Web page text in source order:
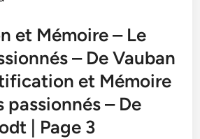
et Mémoire – Le
– De Vauban
et Mémoire
passionnés – De
| Page 3